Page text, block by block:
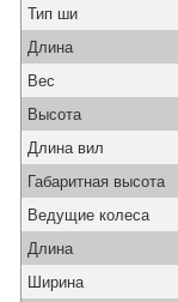
Тип ши
Длина
Вес
Высота
Длина вил
Габаритная высота
Ведущие колеса
Длина
Ширина